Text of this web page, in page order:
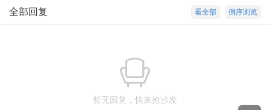
倒序浏览
看全部
全部回复
暂无回复，快来抢沙发